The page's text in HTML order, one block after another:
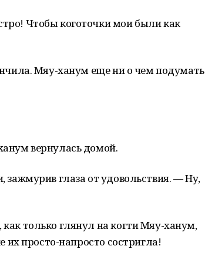
Чтобы коготочки мои были как
Мяу-ханум еще ни о чем подумать
вернулась домой.
глаза от удовольствия. — Ну,
только глянул на когти Мяу-ханум,
их просто-напросто состригла!